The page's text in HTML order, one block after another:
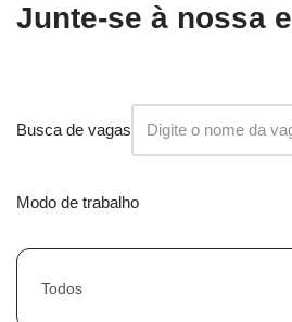
Junte-se à nossa
Busca de vagas
Modo de trabalho
Todos